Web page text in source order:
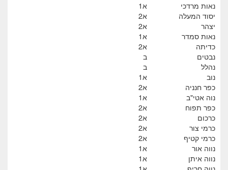
נאות מרדכי
א1
יסוד המעלה
א2
יצהר
א2
נאות סמדר
א1
כדיתה
א2
נבטים
ב
נהלל
ב
נוב
א1
כפר חנניה
א2
נוה אטי"ב
א1
כפר תפוח
א2
כרכום
א2
כרמי צור
א2
כרמי קטיף
א2
נווה אור
א1
נווה איתן
א1